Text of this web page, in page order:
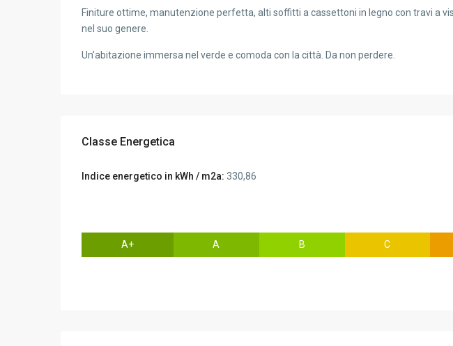
Finiture ottime, manutenzione perfetta, alti soffitti a cassettoni in legno con travi a
nel suo genere.
Un’abitazione immersa nel verde e comoda con la città. Da non perdere.
Classe Energetica
Indice energetico in kWh / m2a: 330,86
A+ A B C